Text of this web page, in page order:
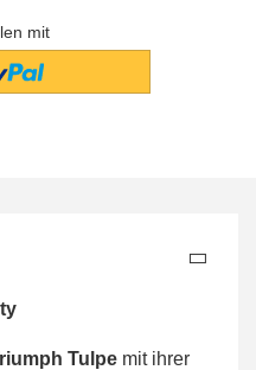
mit
Tulpe mit ihrer